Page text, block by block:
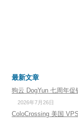
最新文章
狗云 DogYun 七周年
2026年7月26日
ColoCrossing 美国